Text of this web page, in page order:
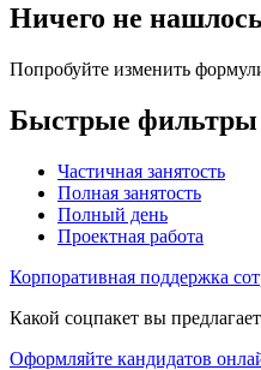
Ничего не нашлось
Попробуйте изменить
Быстрые фильтры
Частичная занятость
Полная занятость
Полный день
Проектная работа
Корпоративная поддержка
Какой соцпакет вы
Оформляйте кандидатов